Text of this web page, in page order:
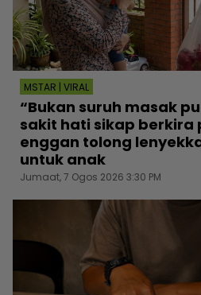
MSTAR | VIRAL
“Bukan suruh masak
sakit hati sikap berkira
enggan tolong
untuk anak
Jumaat, 7 Ogos 2026 3:30 PM